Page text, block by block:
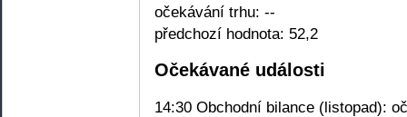
očekávání trhu: --
předchozí hodnota: 52,2
Očekávané události
14:30 Obchodní bilance (listopad):